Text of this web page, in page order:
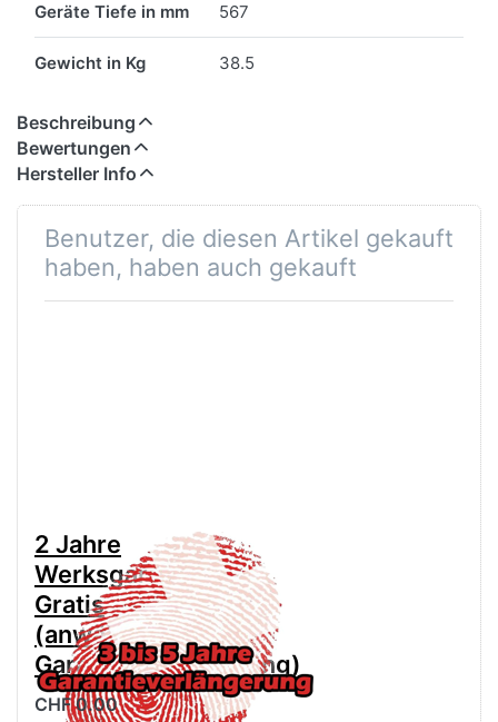
Geräte Tiefe in mm 567
Gewicht in Kg 38.5
Beschreibung
Bewertungen
Hersteller Info
Benutzer, die diesen Artikel gekauft
haben, haben auch gekauft
2 Jahre
Werksgarantie
Gratis
(anwählen für
Garantieverlängerung)
CHF 0.00